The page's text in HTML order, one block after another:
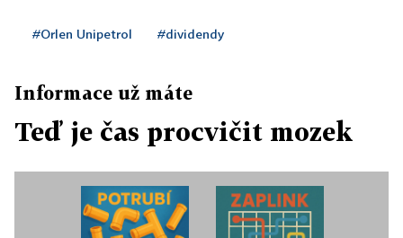
#Orlen Unipetrol #dividendy
Informace už máte
Teď je čas procvičit mozek